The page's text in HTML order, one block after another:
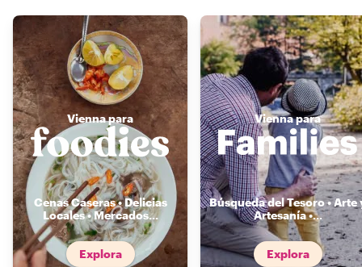
Vienna para
Cenas Caseras • Delicias
Locales • Mercados...
Explora
Vienna para
Búsqueda del Tesoro • Arte
Artesanía •...
Explora